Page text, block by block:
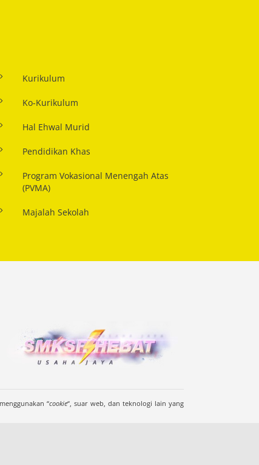
Kurikulum
Ko-Kurikulum
Hal Ehwal Murid
Pendidikan Khas
Program Vokasional Menengah Atas
(PVMA)
Majalah Sekolah
“cookie“, suar web, dan teknologi lain yang